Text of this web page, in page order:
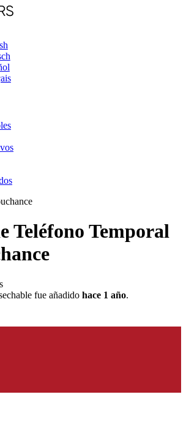
Teléfono Temporal
fue añadido hace 1 año.